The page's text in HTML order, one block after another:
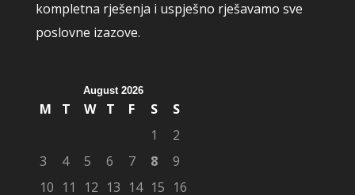
kompletna rješenja i uspješno rješavamo sve
poslovne izazove.
August 2026
M T W T F S
S
1
2
3
4 5 6 7 8
9
10 11 12 13 14 15 16